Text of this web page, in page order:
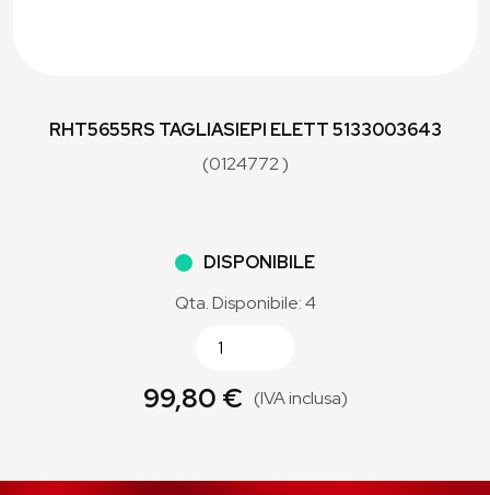
RHT5655RS TAGLIASIEPI ELETT 5133003643
(0124772 )
DISPONIBILE
Qta. Disponibile: 4
99,80 € (IVA inclusa)